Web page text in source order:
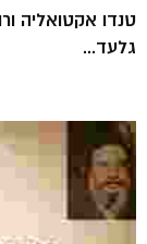
טנדו אקטואליה
גלעד...